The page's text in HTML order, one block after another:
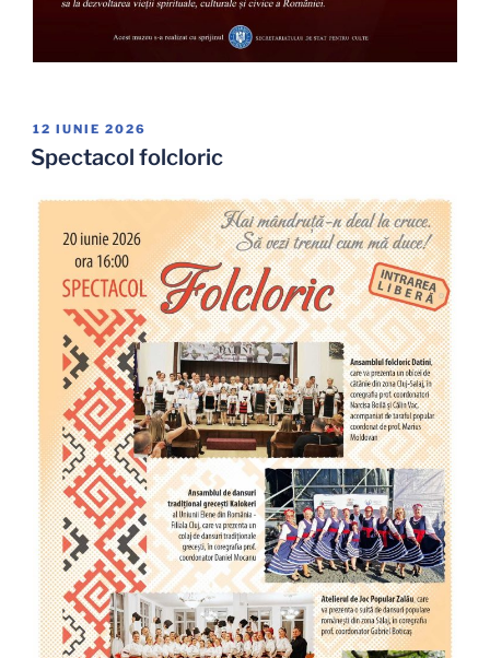
PUBLICAT
PE
12 IUNIE 2026
Spectacol folcloric